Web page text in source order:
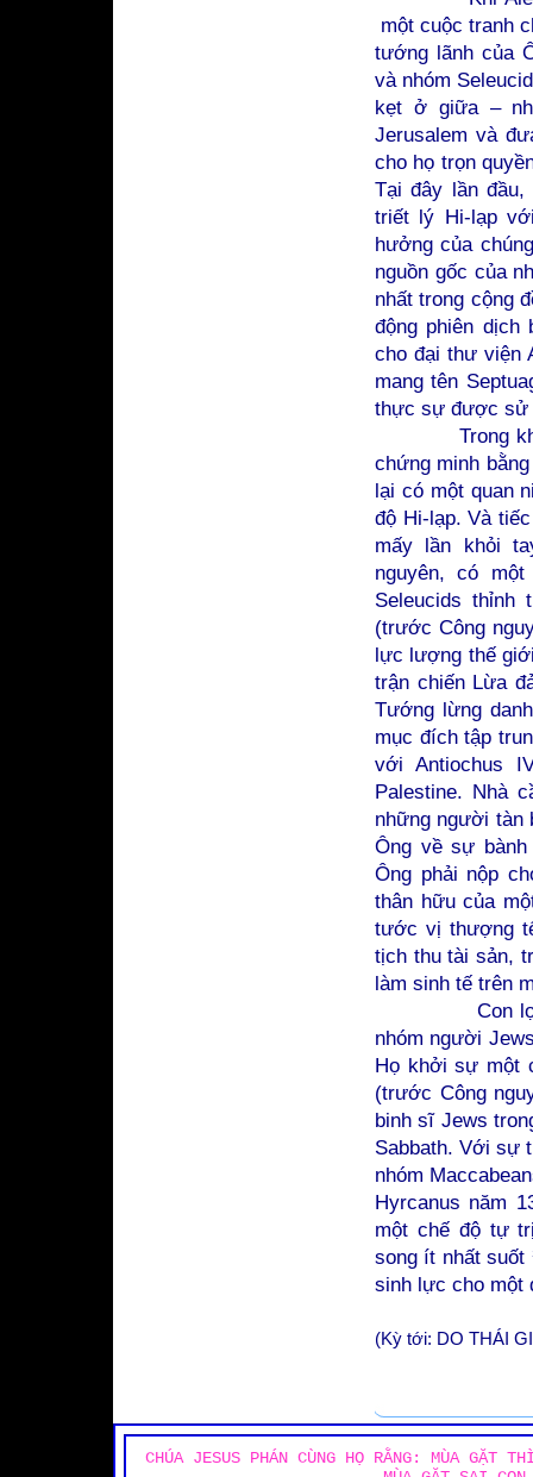
một cuộc tranh
tướng lãnh của
và nhóm
kẹt ở giữa –
Jerusalem và
cho họ trọn
Tại đây lần
triết lý Hi-lạp
hưởng của
nguồn gốc của
nhất trong cộng
động phiên dịch
cho đại thư viện
mang tên
thực sự được sử
Trong khi
chứng minh
lại có một quan
độ Hi-lạp. Và
mấy lần khỏi
nguyên, có
Seleucids thỉnh
(trước Công
lực lượng thế
trận chiến Lừa
Tướng lừng
mục đích tập
với Antiochus
Palestine. Nhà
những người tàn
Ông về sự
Ông phải nộp
thân hữu của
tước vị thượng
tịch thu tài sản,
làm sinh tế trên
Con lợn có
nhóm người
Họ khởi sự một
(trước Công
binh sĩ Jews
Sabbath. Với sự
nhóm
Hyrcanus năm
một chế độ tự
song ít nhất
sinh lực cho một
(Kỳ tới: DO THÁI
CHÚA JESUS PHÁN CÙNG HỌ RẰNG: MÙA GẶT